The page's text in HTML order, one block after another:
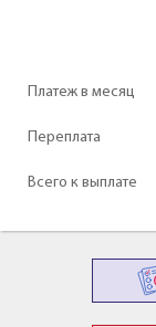
Платеж в месяц
Переплата
Всего к выплате